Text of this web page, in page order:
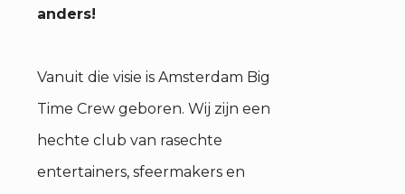
anders!
Vanuit die visie is Amsterdam Big
Time Crew geboren. Wij zijn een
hechte club van rasechte
entertainers, sfeermakers en